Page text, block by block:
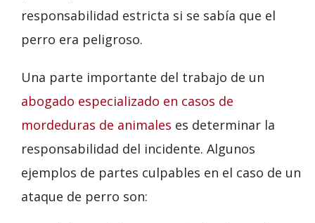
responsabilidad estricta si se sabía que el
perro era peligroso.
Una parte importante del trabajo de un
abogado especializado en casos de
mordeduras de animales es determinar la
responsabilidad del incidente. Algunos
ejemplos de partes culpables en el caso de un
ataque de perro son: